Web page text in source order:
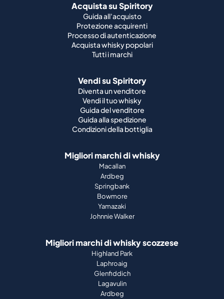
Acquista su Spiritory
Guida all'acquisto
Protezione acquirenti
Processo di autenticazione
Acquista whisky popolari
Tutti i marchi
Vendi su Spiritory
Diventa un venditore
Vendi il tuo whisky
Guida del venditore
Guida alla spedizione
Condizioni della bottiglia
Migliori marchi di whisky
Macallan
Ardbeg
Springbank
Bowmore
Yamazaki
Johnnie Walker
Migliori marchi di whisky scozzese
Highland Park
Laphroaig
Glenfiddich
Lagavulin
Ardbeg